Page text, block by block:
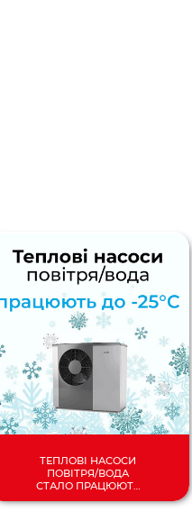
ТЕПЛОВІ НАСОСИ
ПОВІТРЯ/ВОДА
СТАЛО ПРАЦЮЮТЬ